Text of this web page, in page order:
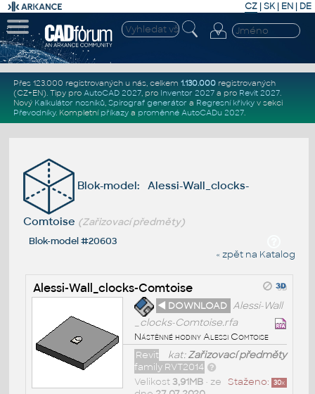
CZ | SK| EN | DE
Přes 123.000 registrovaných u nás, celkem 1.130.000registrovaných
(CZ+EN). Tipy pro AutoCAD 2027, pro Inventor 2027a pro Revit 2027.
Nový Kalkulátor nosníků, Spirograf generátor a Regresní křivkyv sekci
Převodníky. Kompletní příkazya proměnné AutoCADu 2027.
Blok-model: Alessi-Wall_clocks-
Comtoise (Zařizovací předměty)
Blok-model #20603
« zpět na Katalog
Alessi-Wall_clocks-Comtoise
◄ DOWNLOAD Alessi-Wall
_clocks-Comtoise.rfa
Nástěnné hodiny Alessi Comtoise
kat:Zařizovací předměty
Revit
family RVT2014
Staženo: 30x
Velikost3,91MB• ze